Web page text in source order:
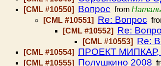
[CML #10550] Вопрос from
[CML #10551] Re: Вопрос
[CML #10552] Re:
[CML #10553] Re:
[CML #10554] ПРОЕКТ МИПКАР,
[CML #10555] Полушкино 2008